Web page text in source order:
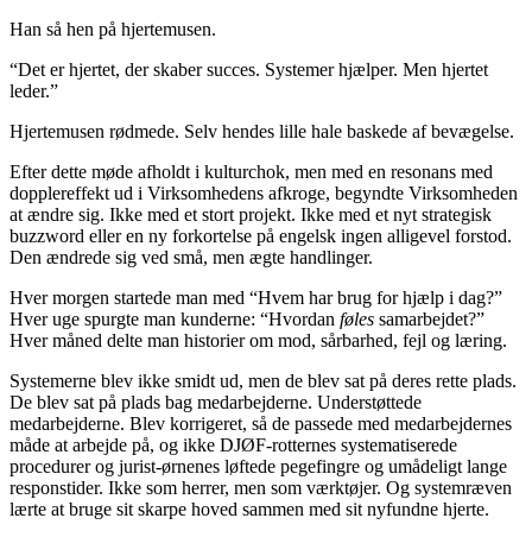
Han så hen på hjertemusen.
“Det er hjertet, der skaber succes. Systemer hjælper. Men hjertet
leder.”
Hjertemusen rødmede. Selv hendes lille hale baskede af bevægelse.
Efter dette møde afholdt i kulturchok, men med en resonans med
dopplereffekt ud i Virksomhedens afkroge, begyndte Virksomheden
at ændre sig. Ikke med et stort projekt. Ikke med et nyt strategisk
buzzword eller en ny forkortelse på engelsk ingen alligevel forstod.
Den ændrede sig ved små, men ægte handlinger.
Hver morgen startede man med “Hvem har brug for hjælp i dag?”
Hver uge spurgte man kunderne: “Hvordan føles samarbejdet?”
Hver måned delte man historier om mod, sårbarhed, fejl og læring.
Systemerne blev ikke smidt ud, men de blev sat på deres rette plads.
De blev sat på plads bag medarbejderne. Understøttede
medarbejderne. Blev korrigeret, så de passede med medarbejdernes
måde at arbejde på, og ikke DJØF-rotternes systematiserede
procedurer og jurist-ørnenes løftede pegefingre og umådeligt lange
responstider. Ikke som herrer, men som værktøjer. Og systemræven
lærte at bruge sit skarpe hoved sammen med sit nyfundne hjerte.